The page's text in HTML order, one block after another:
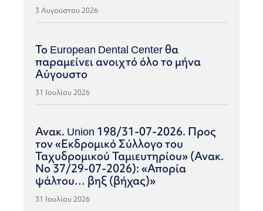
3 Αυγούστου 2026
Το European Dental Center θα
παραμείνει ανοιχτό όλο το μήνα
Αύγουστο
31 Ιουλίου 2026
Ανακ. Union 198/31-07-2026. Προς
τον «Εκδρομικό Σύλλογο του
Ταχυδρομικού Ταμιευτηρίου» (Ανακ.
Νο 37/29-07-2026): «Απορία
ψάλτου… βηξ (βήχας)»
31 Ιουλίου 2026